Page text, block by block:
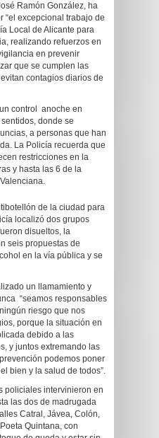
Ramón González, ha
“el excepcional trabajo de
Local de Alicante para
realizando refuerzos en
en prevenir
que se cumplen las
contagios diarios de
control anoche en
donde se
a personas que han
La Policía recuerda que
restricciones en la
y hasta las 6 de la
de la ciudad para
localizó dos grupos
disueltos, la
seis propuestas de
en la vía pública y se
un llamamiento y
“seamos responsables
riesgo que nos
porque la situación en
debido a las
y juntos extremando las
podemos poner
bien y la salud de todos”.
policiales intervinieron en
las dos de madrugada
Catral, Jávea, Colón,
Quintana, con